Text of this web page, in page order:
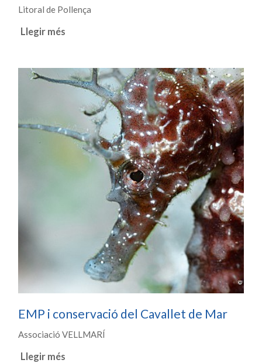
Litoral de Pollença
Llegir més
EMP i conservació del Cavallet de Mar
Associació VELLMARÍ
Llegir més